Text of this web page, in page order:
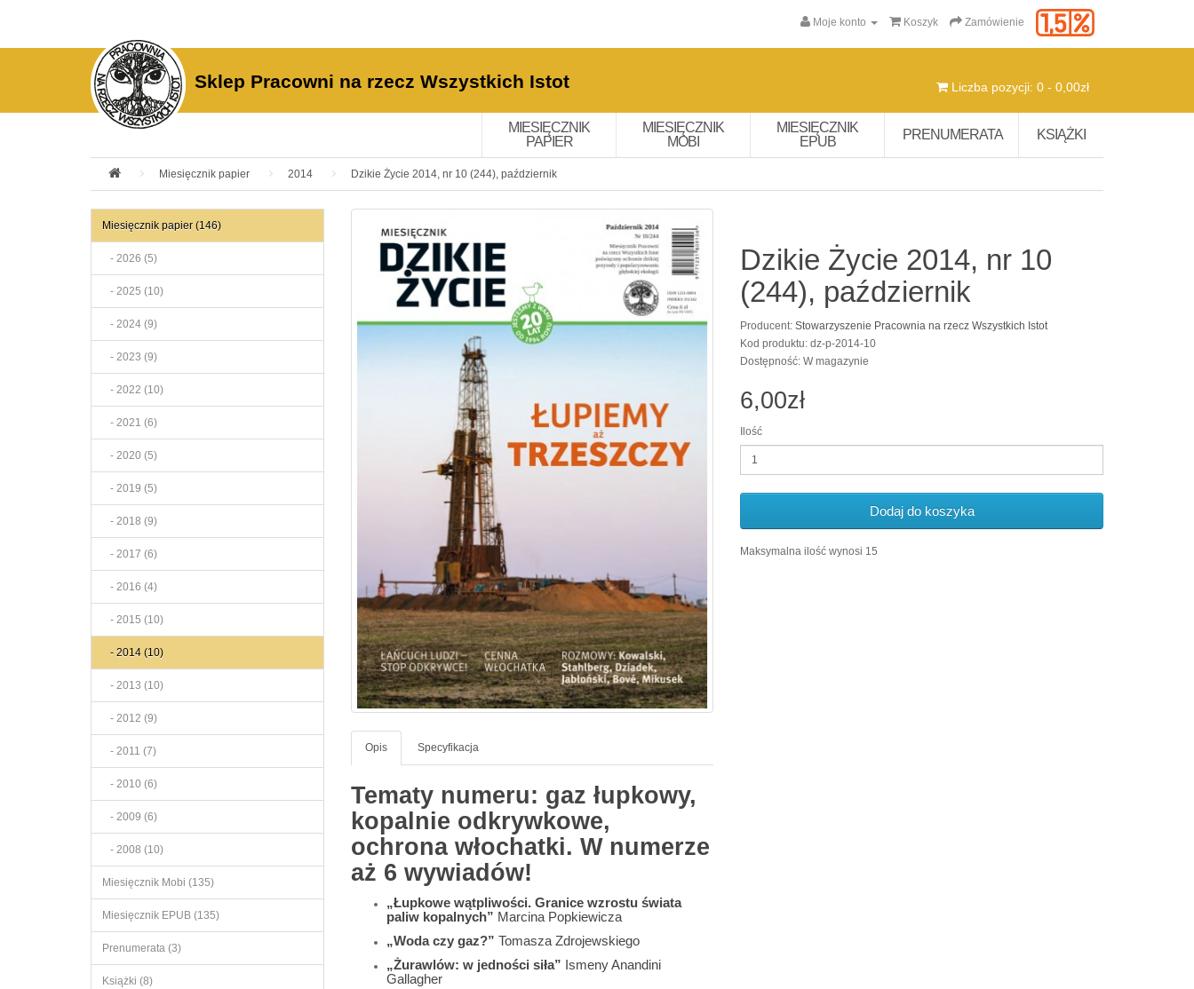
Moje konto Koszyk Zamówienie
Sklep Pracowni na rzecz Wszystkich Istot Liczba pozycji: 0 - 0,00zł
MIESIĘCZNIK
PAPIER
MIESIĘCZNIK
MOBI
MIESIĘCZNIK
EPUB
PRENUMERATA KSIĄŻKI
Miesięcznik papier 2014 Dzikie Życie 2014, nr 10 (244), październik
Miesięcznik papier (146)
- 2026 (5)
- 2025 (10)
- 2024 (9)
- 2023 (9)
- 2022 (10)
- 2021 (6)
- 2020 (5)
- 2019 (5)
- 2018 (9)
- 2017 (6)
- 2016 (4)
- 2015 (10)
- 2014 (10)
- 2013 (10)
- 2012 (9)
- 2011 (7)
- 2010 (6)
- 2009 (6)
- 2008 (10)
Miesięcznik Mobi (135)
Miesięcznik EPUB (135)
Prenumerata (3)
Książki (8)
Opis Specyfikacja
Tematy numeru: gaz łupkowy,
kopalnie odkrywkowe,
ochrona włochatki. W numerze
aż 6 wywiadów!
„Łupkowe wątpliwości. Granice wzrostu świata
paliw kopalnych” Marcina Popkiewicza
„Woda czy gaz?” Tomasza Zdrojewskiego
„Żurawlów: w jedności siła” Ismeny Anandini
Gallagher
Dzikie Życie 2014, nr 10
(244), październik
Producent:Stowarzyszenie Pracownia na rzecz Wszystkich Istot
Kod produktu: dz-p-2014-10
Dostępność: W magazynie
6,00zł
Ilość
Dodaj do koszyka
Maksymalna ilość wynosi 15